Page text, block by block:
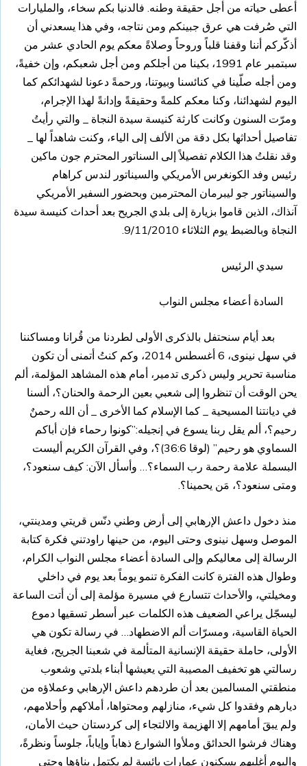
أعطى حياته من أجل حقيقة وطنه. فالدنيا بكم سخاء، والمليارات
التي صُرفت هي عرق جبينكم ومن نتاجه، وفي هذا يسعدني أن
أذكّركم أننا وقفنا قلباً وروحاً وصلاةً معكم يوم الحادي عشر من
سبتمبر عام 1991، بكينا من أجلكم ومن أجل شعبكم، وإن خفيةً،
ومن أجله صلّينا في كنائسنا وبيوتنا، ورحمةً دعونا لشهدائكم كما
اليوم لشهدائنا، وكنا معكم كلمةً وحقيقةً وإدانةً لهذا الإجرام،
ومرّت السنون وكانت كارثة كنيسة سيدة النجاة _ والتي رأيتُ
تفاصيل أحداثها بكل دقة من الألف إلى الياء، وكنت شاهداً لها _
وقد نقلتُ هذا الكلام تفصيلاً إلى السناتور المحترم جون ماكين
رئيس وفد الكونغرس الأمريكي والسيناتور لندس كراهام
والسيناتور جو ليبرمان المحترمين وبحضور السفير الأمريكي
آنذاك، الذين قاموا بزيارة إلى بلدي الجريح بعد أحداث كنيسة سيدة
النجاة وبالضبط يوم الثلاثاء 9/11/2010.
سيدي الرئيس
السادة أعضاء مجلس النواب
بعد أيام سنحتفل بالذكرى الأولى لطردنا من قُرانا ومساكننا
في سهل نينوى، 6 أغسطس 2014، وكم كنتُ أتمنى أن تكون
مناسبة تحرير وليس ذكرى تدمير، أمام هذه المشاهد المؤلمة، ألم
يحن الوقت أن تنظروا إلى شعبي بعين الرحمة والحنان؟، ألسنا
في ديانتنا المسيحية _ كما الإسلام كما الأخرى _ أن الله رحمنٌ
رحيم؟، ألم يقل ربنا يسوع في إنجيله:”كونوا رحماء فإن أباكم
السماوي هو رحيم” (لوقا 36:6)؟، وفي القرآن الكريم أليست
البسملة علامة رحمة رب السماء؟… وأسأل الآن: كيف سنعود؟،
ومتى سنعود؟، مَن يحمينا؟.
منذ دخول داعش الإرهابي إلى أرض وطني دنّس قريتي ومدينتي،
الموصل وسهل نينوى وحتى اليوم، من حينها راودتني فكرة كتابة
الرسالة إلى معاليكم وإلى السادة أعضاء مجلس النواب الكرام،
وطوال هذه الفترة كانت الفكرة تنمو يوماً بعد يوم في داخلي
ومخيلتي، والأحداث تتسارع في مسيرة مؤلمة إلى أن أتت الساعة
ليسجّل يراعي الضعيف هذه الكلمات عبر أسطر تسقيها دموع
الحياة القاسية، ومسرّات ألم الاضطهاد… في رسالة تكون هي
الأولى، حاملة حقيقة الإنسانية المتألمة في شعبنا الجريح، فغاية
رسالتي هو تخفيف المصيبة التي يعيشها أبناء بلدتي وشعوب
منطقتي المسالمين بعد أن طردهم داعش الإرهابي وعملاؤه من
ديارهم وفقدوا كل شيء، منازلهم ومحتواها، أملاكهم وأحلامهم،
ولم يبقَ أمامهم إلا الهزيمة والالتجاء إلى كردستان حيث الأمان،
وهناك فرشوا الحدائق وملأوا الشوارع ذهاباً وإياباً، جلوساً ونظرةً،
واليوم أغلبهم يسكنون عمارات بائسة لم يكتمل بناؤها وحتى